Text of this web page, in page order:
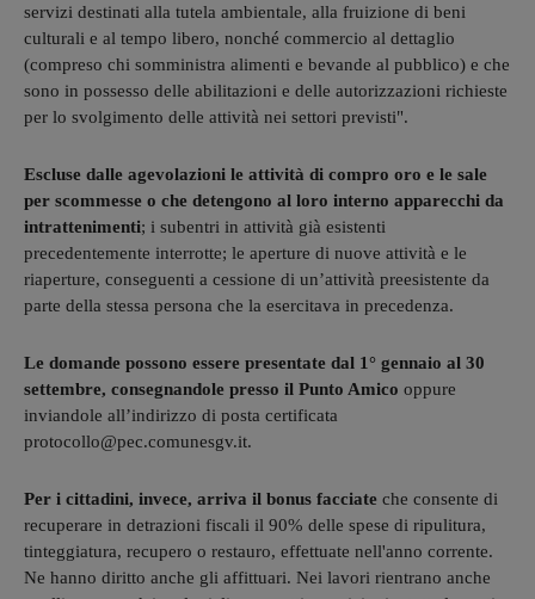
servizi destinati alla tutela ambientale, alla fruizione di beni
culturali e al tempo libero, nonché commercio al dettaglio
(compreso chi somministra alimenti e bevande al pubblico) e che
sono in possesso delle abilitazioni e delle autorizzazioni richieste
per lo svolgimento delle attività nei settori previsti".
Escluse dalle agevolazioni le attività di compro oro e le sale
per scommesse o che detengono al loro interno apparecchi da
intrattenimenti; i subentri in attività già esistenti
precedentemente interrotte; le aperture di nuove attività e le
riaperture, conseguenti a cessione di un’attività preesistente da
parte della stessa persona che la esercitava in precedenza.
Le domande possono essere presentate dal 1° gennaio al 30
settembre, consegnandole presso il Punto Amico oppure
inviandole all’indirizzo di posta certificata
protocollo@pec.comunesgv.it.
Per i cittadini, invece, arriva il bonus facciate che consente di
recuperare in detrazioni fiscali il 90% delle spese di ripulitura,
tinteggiatura, recupero o restauro, effettuate nell'anno corrente.
Ne hanno diritto anche gli affittuari. Nei lavori rientrano anche